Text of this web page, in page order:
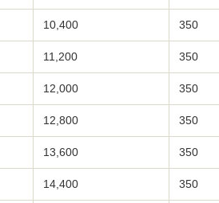
10,400 350
11,200 350
12,000 350
12,800 350
13,600 350
14,400 350